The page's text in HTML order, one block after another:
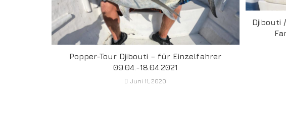
Popper-Tour Djibouti – für Einzelfahrer
09.04.-18.04.2021
Juni 11, 2020
Djibouti